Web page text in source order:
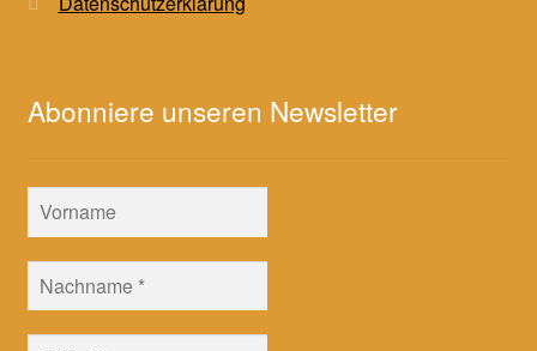
Abonniere unseren Newsletter